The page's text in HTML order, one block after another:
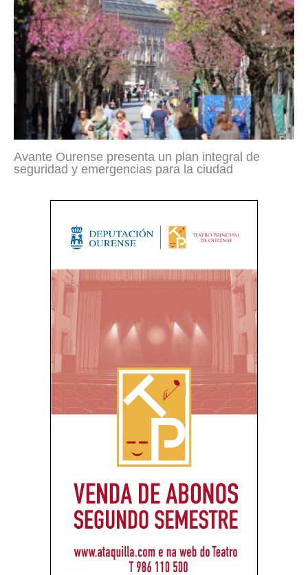
Avante Ourense presenta un plan integral de
seguridad y emergencias para la ciudad